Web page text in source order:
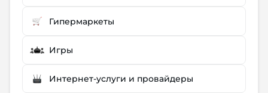
Гипермаркеты
Игры
Интернет-услуги и провайдеры